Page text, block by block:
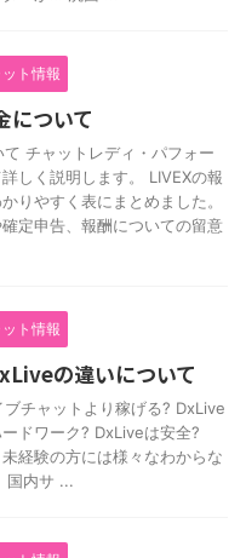
ト情報
について
チャットレディ・パフォー
しく説明します。 LIVEXの報
りやすく表にまとめました。
定申告、報酬についての留意
ト情報
の違いについて
チャットより稼げる? DxLive
ドワーク? DxLiveは安全?
経験の方には様々なわからな
国内サ ...